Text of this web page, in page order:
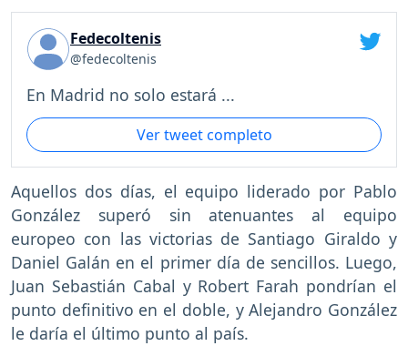
Fedecoltenis
@fedecoltenis
En Madrid no solo estará ...
Ver tweet completo
Aquellos dos días, el equipo liderado por Pablo
González superó sin atenuantes al equipo
europeo con las victorias de Santiago Giraldo y
Daniel Galán en el primer día de sencillos. Luego,
Juan Sebastián Cabal y Robert Farah pondrían el
punto definitivo en el doble, y Alejandro González
le daría el último punto al país.